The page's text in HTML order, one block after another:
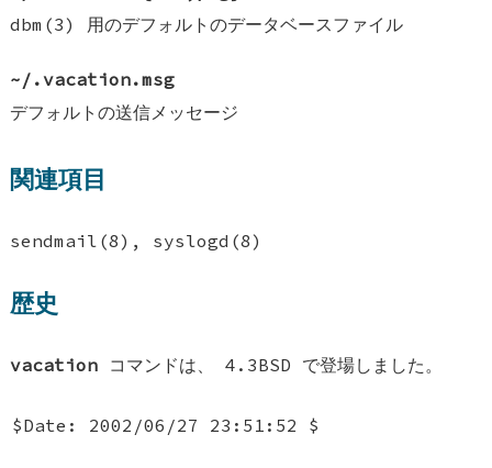
dbm(3) 用のデフォルトのデータベースファイル
~/.vacation.msg
デフォルトの送信メッセージ
関連項目
sendmail(8), syslogd(8)
歴史
vacation コマンドは、 4.3BSD で登場しました。
$Date: 2002/06/27 23:51:52 $